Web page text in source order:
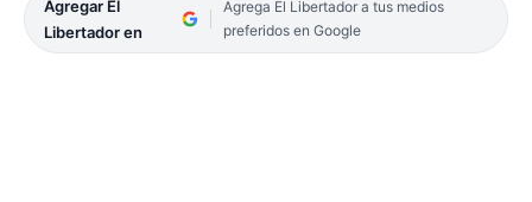
Agregar El
Libertador en
Agrega El Libertador a tus medios
preferidos en Google